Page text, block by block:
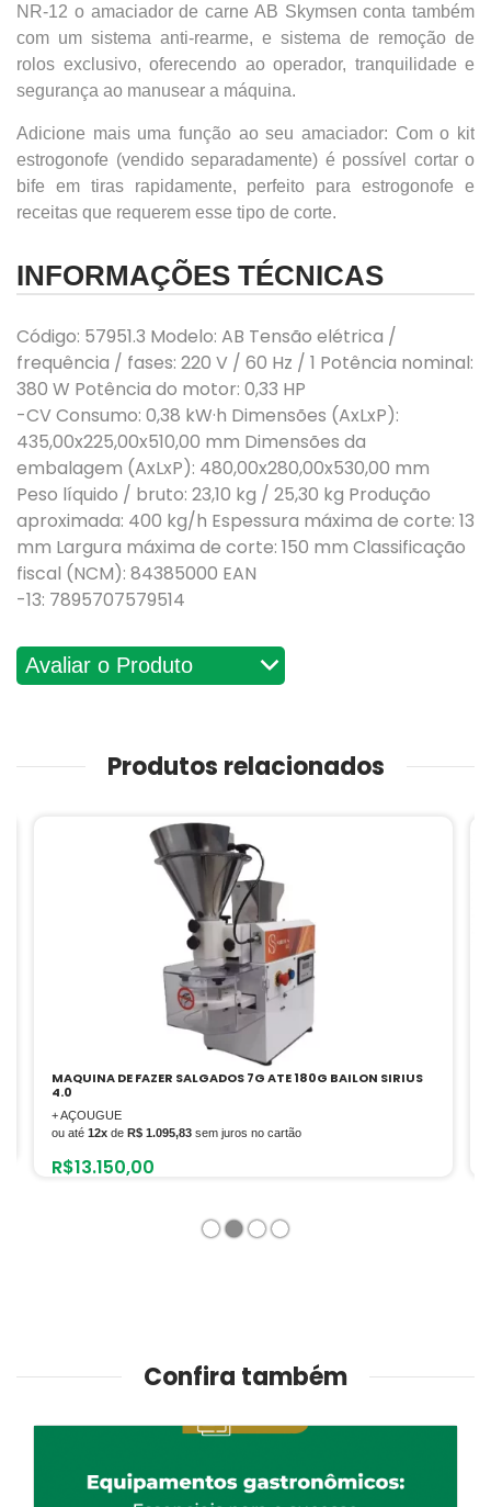
NR-12 o amaciador de carne AB Skymsen conta também
com um sistema anti-rearme, e sistema de remoção de
rolos exclusivo, oferecendo ao operador, tranquilidade e
segurança ao manusear a máquina.
Adicione mais uma função ao seu amaciador: Com o kit
estrogonofe (vendido separadamente) é possível cortar o
bife em tiras rapidamente, perfeito para estrogonofe e
receitas que requerem esse tipo de corte.
INFORMAÇÕES TÉCNICAS
Código: 57951.3 Modelo: AB Tensão elétrica /
frequência / fases: 220 V / 60 Hz / 1 Potência nominal:
380 W Potência do motor: 0,33 HP
-CV Consumo: 0,38 kW·h Dimensões (AxLxP):
435,00x225,00x510,00 mm Dimensões da
embalagem (AxLxP): 480,00x280,00x530,00 mm
Peso líquido / bruto: 23,10 kg / 25,30 kg Produção
aproximada: 400 kg/h Espessura máxima de corte: 13
mm Largura máxima de corte: 150 mm Classificação
fiscal (NCM): 84385000 EAN
-13: 7895707579514
Avaliações
Produtos relacionados
MOEDOR E EXTRUSOR STANG 1/3 CV 60HZ 220V CARENAGEM
+ AÇOUGUE
ou até 12xdeR$ 120,83sem juros no cartão
R$1.450,00
1 2 3 4
Confira também